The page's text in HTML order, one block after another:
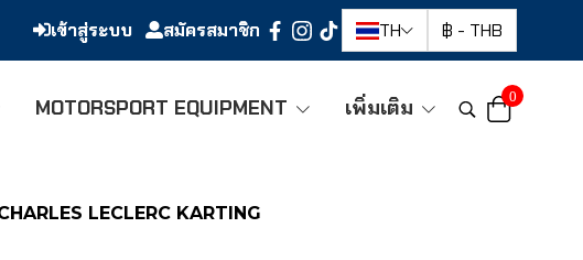
เข้าสู่ระบบ สมัครสมาชิก TH ฿ - THB
MOTORSPORT EQUIPMENT เพิ่มเติม 0
LECLERC KARTING